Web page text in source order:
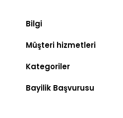
Bilgi
Müşteri hizmetleri
Kategoriler
Bayilik Başvurusu